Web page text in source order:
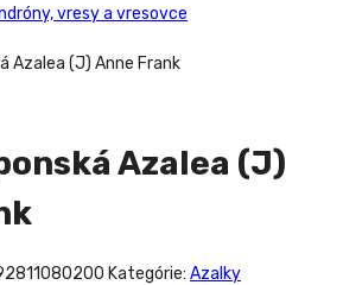
vresy a vresovce
Azalea (J) Anne Frank
Azalea (J)
Kategórie: Azalky